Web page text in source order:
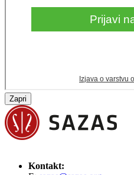
Zapri
Kontakt: